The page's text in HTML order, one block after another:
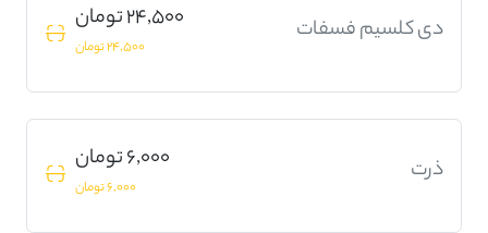
دی کلسیم فسفات 24,500 تومان
24,500 تومان
ذرت 6,000 تومان
6,000 تومان